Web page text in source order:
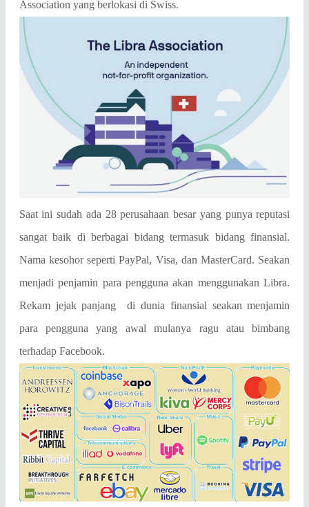
Association yang berlokasi di Swiss.
Saat ini sudah ada 28perusahaan besar yang punya reputasi
sangat baik di berbagai bidang termasuk bidang finansial.
Nama kesohor seperti PayPal, Visa, dan MasterCard. Seakan
menjadi penjamin para pengguna akan menggunakan Libra.
Rekam jejak panjang
di dunia finansial seakan menjamin
para pengguna yang awal mulanya ragu atau bimbang
terhadap Facebook.